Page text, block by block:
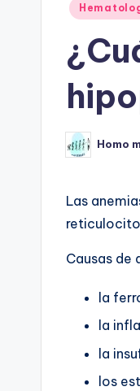
Publicado
Publicado
por
Homo
Las
Causas de
la
la
la
los